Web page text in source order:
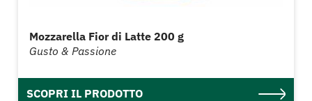
Mozzarella Fior di Latte 200 g
Gusto & Passione
SCOPRI IL PRODOTTO